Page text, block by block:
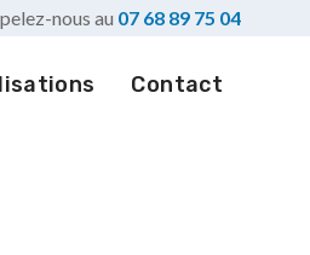
nous au 07 68 89 75 04
Contact